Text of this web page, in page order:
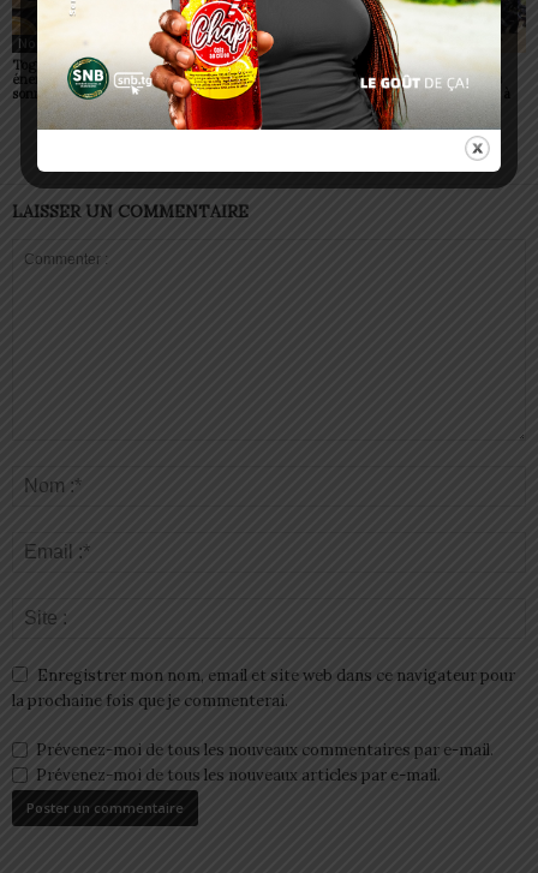
Non classé
Togo/ Boissons
énergisantes: l’État tire la
sonnette d’alarme
Non classé
Togo/ Rentrée scolaire
2026-2027: consultez la
liste officielle des écoles
autorisées
Non classé
ESSAL 2026 : les
admissibles convoqués
pour la visite médicale à
Lomé
LAISSER UN COMMENTAIRE
Enregistrer mon nom, email et site web dans ce navigateur pour
la prochaine fois que je commenterai.
Prévenez-moi de tous les nouveaux commentaires par e-mail.
Prévenez-moi de tous les nouveaux articles par e-mail.